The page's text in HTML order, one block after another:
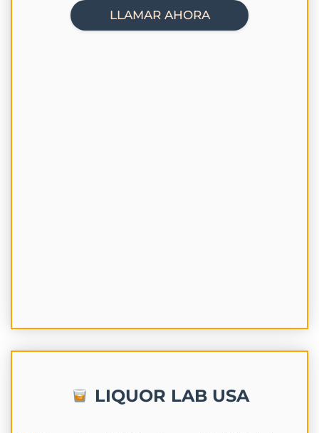
LLAMAR AHORA
LIQUOR LAB USA